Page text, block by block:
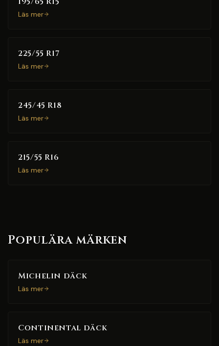
Läs mer
225/55 R17
Läs mer
245/45 R18
Läs mer
215/55 R16
Läs mer
Populära märken
Michelin däck
Läs mer
Continental däck
Läs mer